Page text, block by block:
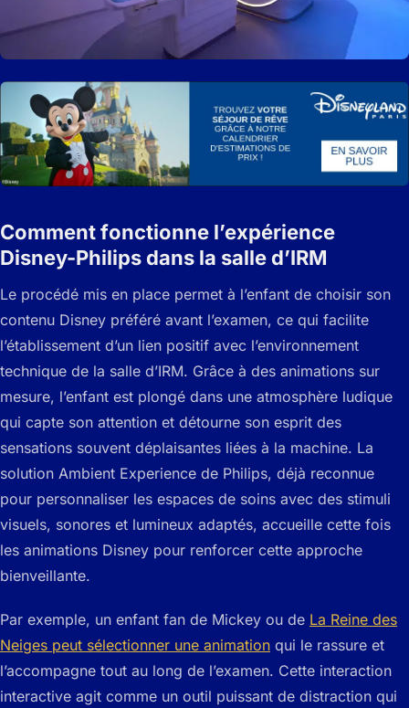
Comment fonctionne l’expérience
Disney-Philips dans la salle d’IRM
Le procédé mis en place permet à l’enfant de choisir son
contenu Disney préféré avant l’examen, ce qui facilite
l’établissement d’un lien positif avec l’environnement
technique de la salle d’IRM. Grâce à des animations sur
mesure, l’enfant est plongé dans une atmosphère ludique
qui capte son attention et détourne son esprit des
sensations souvent déplaisantes liées à la machine. La
solution Ambient Experience de Philips, déjà reconnue
pour personnaliser les espaces de soins avec des stimuli
visuels, sonores et lumineux adaptés, accueille cette fois
les animations Disney pour renforcer cette approche
bienveillante.
Par exemple, un enfant fan de Mickey ou de La Reine des
Neiges peut sélectionner une animation qui le rassure et
l’accompagne tout au long de l’examen. Cette interaction
interactive agit comme un outil puissant de distraction qui